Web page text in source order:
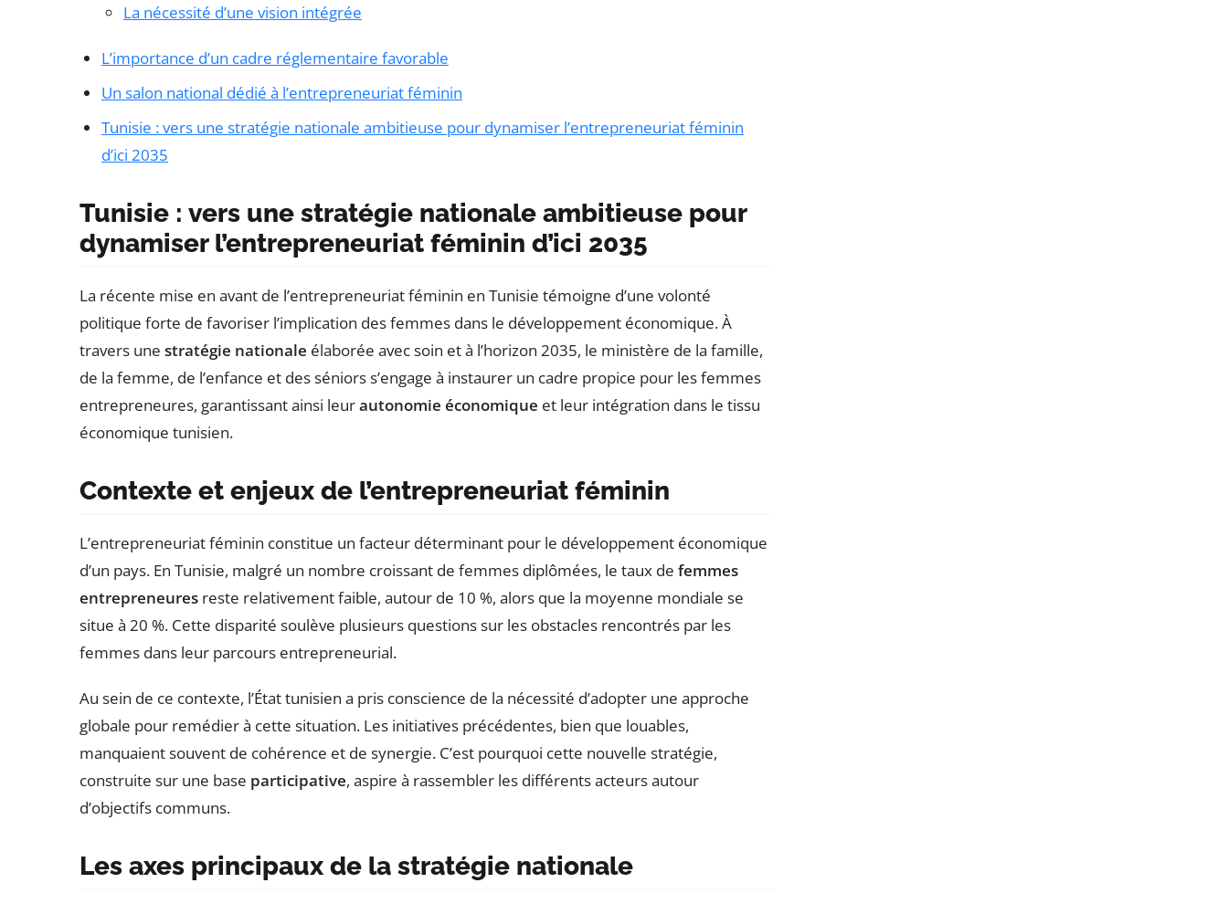
La nécessité d’une vision intégrée
L’importance d’un cadre réglementaire favorable
Un salon national dédié à l’entrepreneuriat féminin
Tunisie : vers une stratégie nationale ambitieuse pour dynamiser l’entrepreneuriat féminin
d’ici 2035
Tunisie : vers une stratégie nationale ambitieuse pour
dynamiser l’entrepreneuriat féminin d’ici 2035
La récente mise en avant de l’entrepreneuriat féminin en Tunisie témoigne d’une volonté
politique forte de favoriser l’implication des femmes dans le développement économique. À
travers une stratégie nationale élaborée avec soin et à l’horizon 2035, le ministère de la famille,
de la femme, de l’enfance et des séniors s’engage à instaurer un cadre propice pour les femmes
entrepreneures, garantissant ainsi leurautonomie économique et leur intégration dans le tissu
économique tunisien.
Contexte et enjeux de l’entrepreneuriat féminin
L’entrepreneuriat féminin constitue un facteur déterminant pour le développement économique
d’un pays. En Tunisie, malgré un nombre croissant de femmes diplômées, le taux de femmes
entrepreneures reste relativement faible, autour de 10 %, alors que la moyenne mondiale se
situe à 20 %. Cette disparité soulève plusieurs questions sur les obstacles rencontrés par les
femmes dans leur parcours entrepreneurial.
Au sein de ce contexte, l’État tunisien a pris conscience de la nécessité d’adopter une approche
globale pour remédier à cette situation. Les initiatives précédentes, bien que louables,
manquaient souvent de cohérence et de synergie. C’est pourquoi cette nouvelle stratégie,
construite sur une base participative, aspire à rassembler les différents acteurs autour
d’objectifs communs.
Les axes principaux de la stratégie nationale